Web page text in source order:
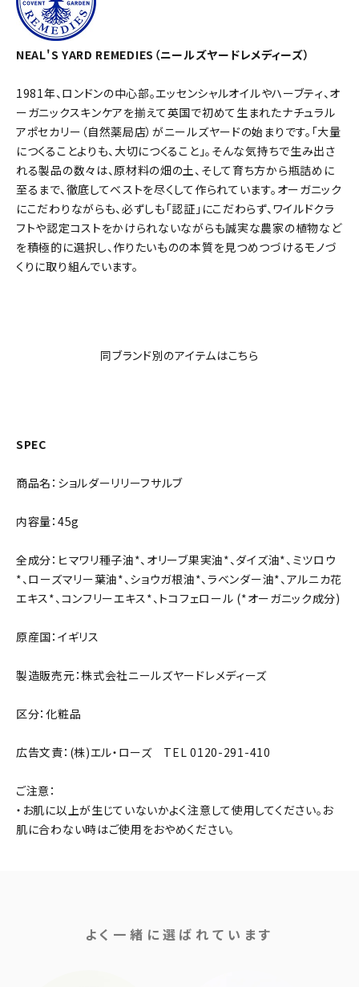
NEAL'S YARD REMEDIES（ニールズヤードレメディーズ）
1981年、ロンドンの中心部。エッセンシャルオイルやハーブティ、オ
ーガニックスキンケアを揃えて英国で初めて生まれたナチュラル
アポセカリー（自然薬局店）がニールズヤードの始まりです。「大量
につくることよりも、大切につくること」。そんな気持ちで生み出さ
れる製品の数々は、原材料の畑の土、そして育ち方から瓶詰めに
至るまで、徹底してベストを尽くして作られています。オーガニック
にこだわりながらも、必ずしも「認証」にこだわらず、ワイルドクラ
フトや認定コストをかけられないながらも誠実な農家の植物など
を積極的に選択し、作りたいものの本質を見つめつづけるモノづ
くりに取り組んでいます。
同ブランド別のアイテムはこちら
SPEC
商品名：ショルダーリリーフサルブ
内容量：45g
全成分：ヒマワリ種子油*、オリーブ果実油*、ダイズ油*、ミツロウ
*、ローズマリー葉油*、ショウガ根油*、ラベンダー油*、アルニカ花
エキス*、コンフリーエキス*、トコフェロール (*オーガニック成分)
原産国：イギリス
製造販売元：株式会社ニールズヤードレメディーズ
区分：化粧品
広告文責：(株)エル・ローズ TEL 0120-291-410
ご注意：
・お肌に以上が生じていないかよく注意して使用してください。お
肌に合わない時はご使用をおやめください。
よく一緒に選ばれています